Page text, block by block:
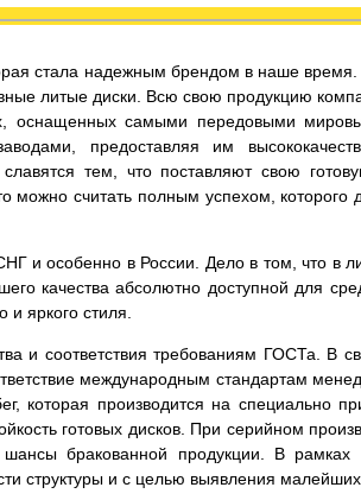
стала надежным брендом в наше
литые диски. Всю свою продукцию
оснащенных самыми передовыми
предоставляя им
тем, что поставляют свою
считать полным успехом, которого
и особенно в России. Дело в том, что в
качества абсолютно доступной для
яркого стиля.
и соответствия требованиям ГОСТа. В
международным стандартам
которая производится на специально
готовых дисков. При серийном
бракованной продукции. В рамках
структуры и с целью выявления